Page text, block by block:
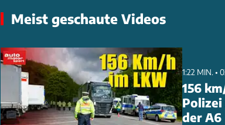
kombiniert dabei Werks-Know-how mit
durchlaufen die Räder einen hochmodernen
Maschinen. Der optimierte GT3 demonstriert auf
eindrucksvoll, wie werksnah entwickelte
Potenzial des Sportwagens weiter steigern
Meist geschaute Videos
1:22 MIN. •
156
Polizei
der A6